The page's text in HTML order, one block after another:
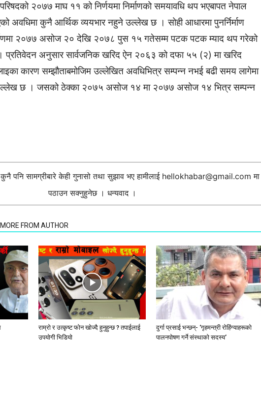
२०७७ माघ ११ को निर्णयमा निर्माणको समयावधि थप भएबापत नेपाल
अवधिमा कुनै आर्थिक व्ययभार नहुने उल्लेख छ । सोही आधारमा पुनर्निर्माण
२०७७ असोज २० देखि २०७८ पुस १५ गतेसम्म पटक पटक म्याद थप गरेको
प्रतिवेदन अनुसार सार्वजनिक खरिद ऐन २०६३ को दफा ५५ (२) मा खरिद
कारण सम्झौताबमोजिम उल्लेखित अवधिभित्र सम्पन्न नभई बढी समय लागेमा
उल्लेख छ । जसको ठेक्का २०७५ असोज १४ मा २०७७ असोज १४ भित्र सम्पन्न
पनि सामग्रीबारे केही गुनासो तथा सुझाव भए हामीलाई hellokhabar@gmail.com मा
पठाउन सक्नुहुनेछ । धन्यवाद ।
MORE FROM AUTHOR
राम्रो र उत्कृष्ट फोन खोज्दै हुनुहुन्छ ? तपाईलाई
उपयोगी भिडियो
दुर्गा प्रसाई भन्छन्- ‘गृहमन्त्री रोहिंग्याहरूको
पालनपोषण गर्ने संस्थाको सदस्य’